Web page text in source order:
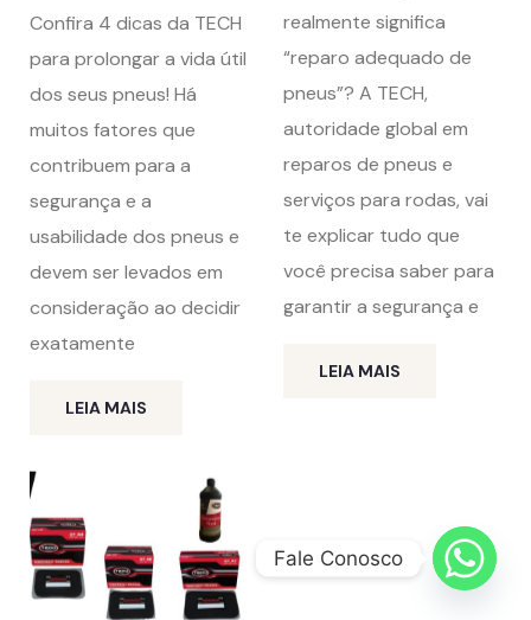
Confira 4 dicas da TECH
para prolongar a vida útil
dos seus pneus! Há
muitos fatores que
contribuem para a
segurança e a
usabilidade dos pneus e
devem ser levados em
consideração ao decidir
exatamente
LEIA MAIS
realmente significa
“reparo adequado de
pneus”? A TECH,
autoridade global em
reparos de pneus e
serviços para rodas, vai
te explicar tudo que
você precisa saber para
garantir a segurança e
LEIA MAIS
Fale Conosco